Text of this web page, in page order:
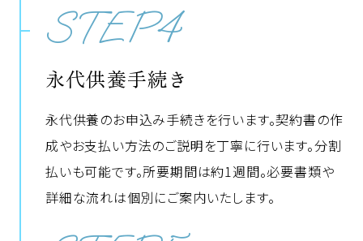
STEP4
永代供養手続き
永代供養のお申込み手続きを行います。契約書の作
成やお支払い方法のご説明を丁寧に行います。分割
払いも可能です。所要期間は約1週間。必要書類や
詳細な流れは個別にご案内いたします。